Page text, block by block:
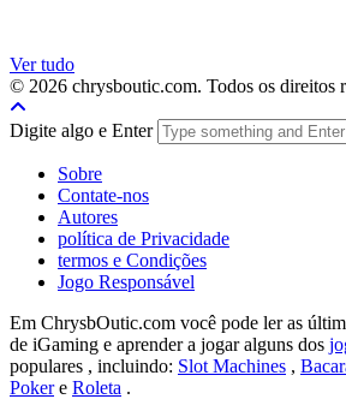
Ver tudo
© 2026 chrysboutic.com. Todos os direitos
Digite algo e Enter
Sobre
Contate-nos
Autores
política de Privacidade
termos e Condições
Jogo Responsável
Em ChrysbOutic.com você pode ler as
de iGaming e aprender a jogar alguns dos
populares , incluindo: Slot Machines ,
Pokere Roleta .